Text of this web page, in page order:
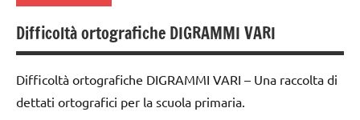
6
anni
DOWNLOAD
GUIDA
classe
1a
classe
2a
Difficoltà ortografiche DIGRAMMI VARI
Difficoltà ortografiche DIGRAMMI VARI – Una raccolta di
dettati ortografici per la scuola primaria.